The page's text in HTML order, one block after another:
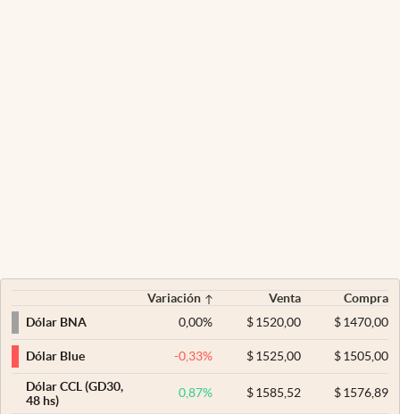
Variación Venta
Compra
Dólar BNA
0,00% $ 1520,00 $1470,00
Dólar Blue -0,33% $ 1525,00 $1505,00
Dólar CCL (GD30,
48 hs)
0,87% $ 1585,52 $1576,89